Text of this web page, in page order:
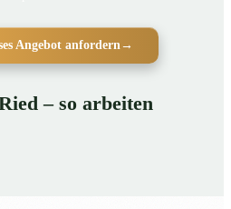
Angebot anfordern →
– so arbeiten